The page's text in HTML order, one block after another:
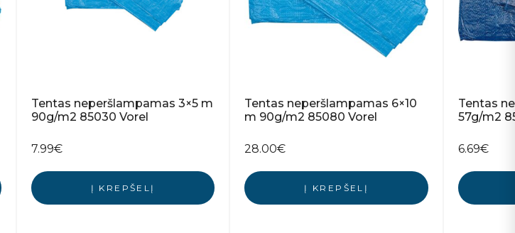
Tentas neperšlampamas 3×5 m
90g/m2 85030 Vorel
7.99€
Į KREPŠELĮ
Tentas neperšlampamas 6×10
m 90g/m2 85080 Vorel
28.00€
Į KREPŠELĮ
Tentas
57g/m2
6.69€